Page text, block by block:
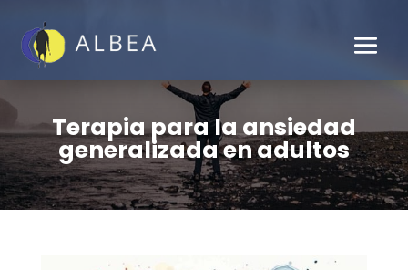
Terapia para la ansiedad
generalizada en adultos